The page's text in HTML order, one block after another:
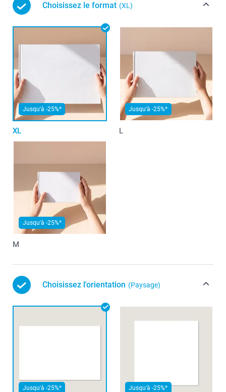
Choisissez le format (XL)
Jusqu'à -25%*
XL
Jusqu'à -25%*
L
Jusqu'à -25%*
M
Choisissez l'orientation (Paysage)
Jusqu'à -25%* Jusqu'à -25%*